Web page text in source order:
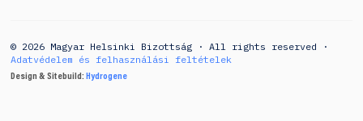
© 2026 Magyar Helsinki Bizottság · All rights reserved ·
Adatvédelem és felhasználási feltételek
Design & Sitebuild:Hydrogene